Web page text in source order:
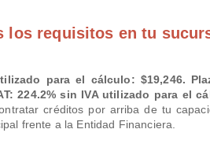
los requisitos en tu
para el cálculo: $19,246.
224.2% sin IVA utilizado para
créditos por arriba de tu
frente a la Entidad Financiera.